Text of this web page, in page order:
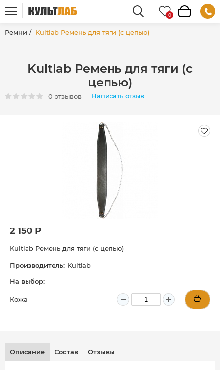
Ремни Kultlab Ремень для тяги (с цепью)
Kultlab Ремень для тяги (с
цепью)
0 отзывов Написать отзыв
2 150 Р
Kultlab Ремень для тяги (с цепью)
Производитель: Kultlab
На выбор:
Кожа
Описание Состав Отзывы